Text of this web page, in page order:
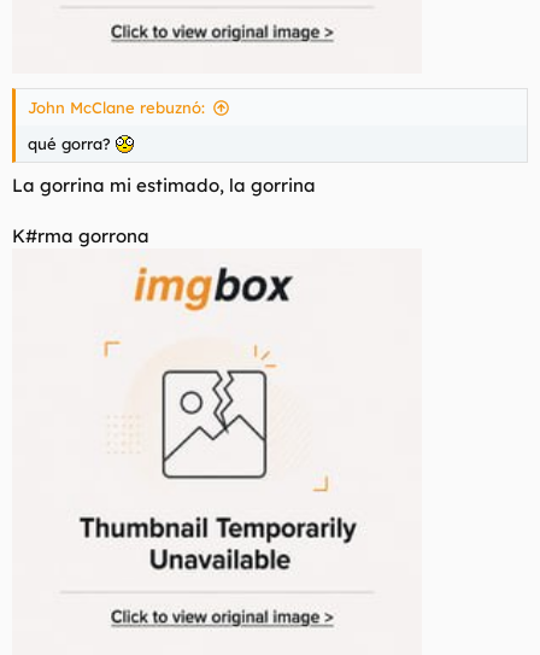
John McClane rebuznó:
qué gorra?
La gorrina mi estimado, la gorrina
K#rma gorrona